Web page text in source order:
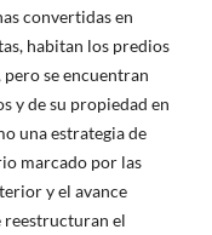
convertidas en
habitan los predios
se encuentran
y de su propiedad en
una estrategia de
marcado por las
y el avance
reestructuran el